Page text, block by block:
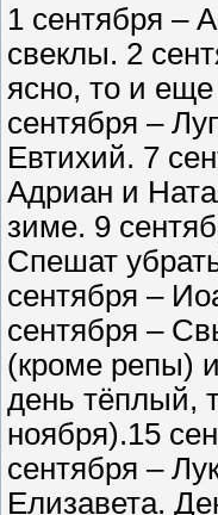
1 сентября –
свеклы. 2
ясно, то и
сентября –
Евтихий. 7
Адриан и
зиме. 9
Спешат
сентября –
сентября –
(кроме репы)
день тёплый,
ноября).15
сентября –
Елизавета.